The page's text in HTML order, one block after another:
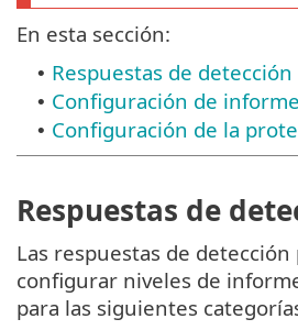
En esta sección:
• Respuestas de detección
• Configuración de
• Configuración de la
Respuestas de
Las respuestas de
configurar niveles de
para las siguientes